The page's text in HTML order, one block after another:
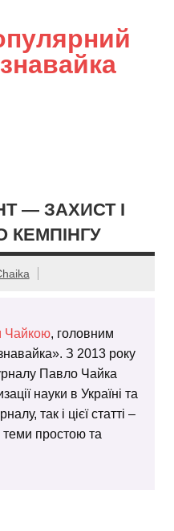
— ЗАХИСТ І
Чайкою, головним
З 2013 року
Павло Чайка
науки в Україні та
так і цієї статті –
теми простою та